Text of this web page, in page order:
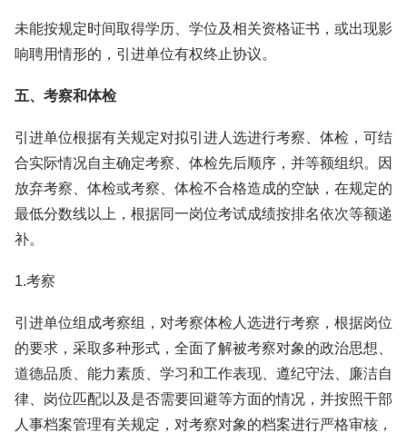
未能按规定时间取得学历、学位及相关资格证书，或出现影
响聘用情形的，引进单位有权终止协议。
五、考察和体检
引进单位根据有关规定对拟引进人选进行考察、体检，可结
合实际情况自主确定考察、体检先后顺序，并等额组织。因
放弃考察、体检或考察、体检不合格造成的空缺，在规定的
最低分数线以上，根据同一岗位考试成绩按排名依次等额递
补。
1.考察
引进单位组成考察组，对考察体检人选进行考察，根据岗位
的要求，采取多种形式，全面了解被考察对象的政治思想、
道德品质、能力素质、学习和工作表现、遵纪守法、廉洁自
律、岗位匹配以及是否需要回避等方面的情况，并按照干部
人事档案管理有关规定，对考察对象的档案进行严格审核，